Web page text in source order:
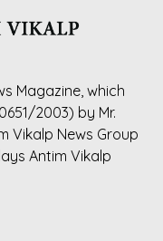
Magazine, which
2003) by Mr.
Vikalp News Group
Antim Vikalp